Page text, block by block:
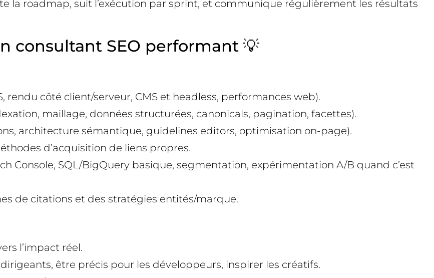
la roadmap, suit l’exécution par sprint, et communique régulièrement les résultats
consultant SEO performant 💡
rendu côté client/serveur, CMS et headless, performances web).
maillage, données structurées, canonicals, pagination, facettes).
architecture sémantique, guidelines editors, optimisation on-page).
d’acquisition de liens propres.
Console, SQL/BigQuery basique, segmentation, expérimentation A/B quand c’est
de citations et des stratégies entités/marque.
l’impact réel.
être précis pour les développeurs, inspirer les créatifs.